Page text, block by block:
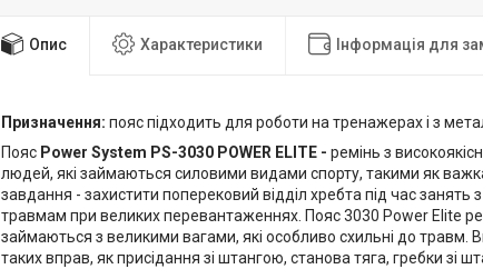
Опис Характеристики Інформація для
Призначення: пояс підходить для роботи на тренажерах і з
Пояс Power System PS-3030 POWER ELITE - ремінь з
людей, які займаються силовими видами спорту, такими як
завдання - захистити поперековий відділ хребта під час
травмам при великих перевантаженнях. Пояс 3030 Power Elite
займаються з великими вагами, які особливо схильні до травм.
таких вправ, як присідання зі штангою, станова тяга, гребки зі